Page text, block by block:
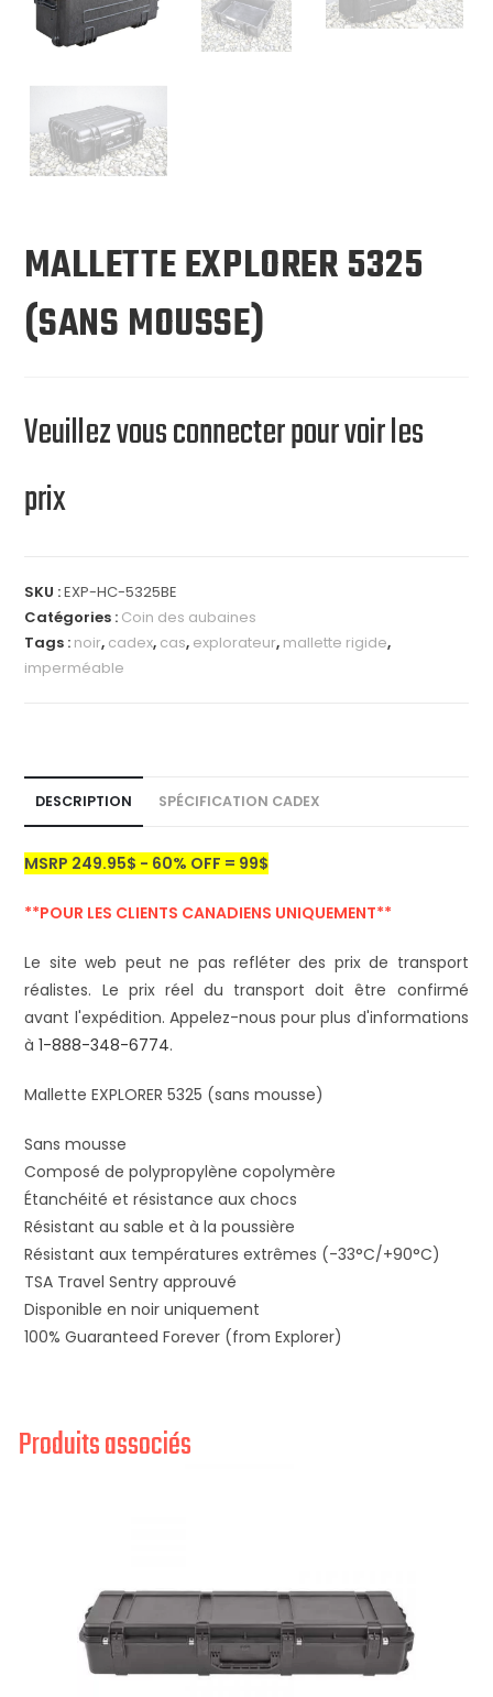
MALLETTE EXPLORER 5325
(SANS MOUSSE)
Veuillez vous connecter pour voir les
prix
SKU :EXP-HC-5325BE
Catégories : Coin des aubaines
Tags : noir, cadex, cas, explorateur, mallette rigide,
imperméable
DESCRIPTION SPÉCIFICATION CADEX
MSRP 249.95$ - 60% OFF = 99$
**POUR LES CLIENTS CANADIENS UNIQUEMENT**
Le site web peut ne pas refléter des prix de transport
réalistes. Le prix réel du transport doit être confirmé
avant l'expédition. Appelez-nous pour plus d'informations
à1-888-348-6774.
Mallette EXPLORER 5325 (sans mousse)
Sans mousse
Composé de polypropylène copolymère
Étanchéité et résistance aux chocs
Résistant au sable et à la poussière
Résistant aux températures extrêmes (-33°C/+90°C)
TSA Travel Sentry approuvé
Disponible en noir uniquement
100% Guaranteed Forever (from Explorer)
Produits associés